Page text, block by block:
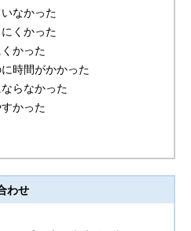
なかった
くかった
かった
時間がかかった
らなかった
かった
わせ